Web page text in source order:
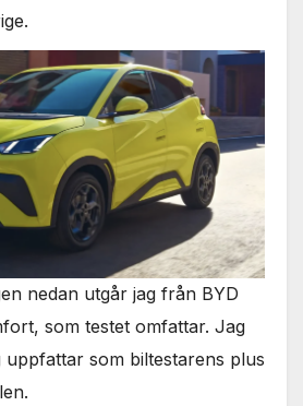
nedan utgår jag från BYD
som testet omfattar. Jag
uppfattar som biltestarens plus